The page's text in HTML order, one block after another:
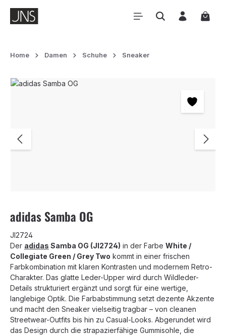
Zum Hauptinhalt springen
Home Damen Schuhe Sneaker
Bildergalerie überspringen
adidas Samba OG
JI2724
Der adidas Samba OG (JI2724) in der Farbe White /
Collegiate Green / Grey Two kommt in einer frischen
Farbkombination mit klaren Kontrasten und modernem Retro-
Charakter. Das glatte Leder-Upper wird durch Wildleder-
Details strukturiert ergänzt und sorgt für eine wertige,
langlebige Optik. Die Farbabstimmung setzt dezente Akzente
und macht den Sneaker vielseitig tragbar – von cleanen
Streetwear-Outfits bis hin zu Casual-Looks. Abgerundet wird
das Design durch die strapazierfähige Gummisohle, die